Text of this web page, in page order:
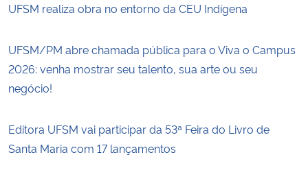
UFSM realiza obra no entorno da CEU Indígena
UFSM/PM abre chamada pública para o Viva o Campus
2026: venha mostrar seu talento, sua arte ou seu
negócio!
Editora UFSM vai participar da 53ª Feira do Livro de
Santa Maria com 17 lançamentos